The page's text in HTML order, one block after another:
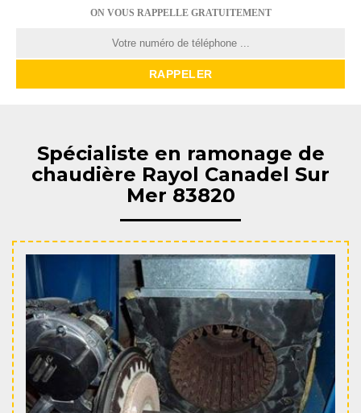
ON VOUS RAPPELLE GRATUITEMENT
Spécialiste en ramonage de
chaudière Rayol Canadel Sur
Mer 83820